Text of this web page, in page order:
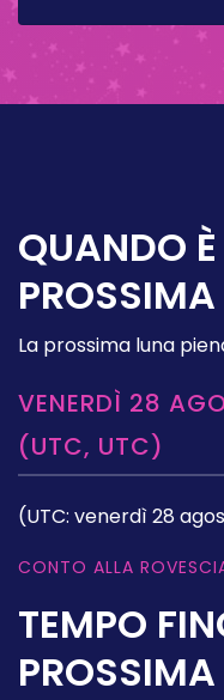
QUANDO
La prossima luna
VENERDÌ 28
(UTC, UTC)
(UTC: venerdì 28
CONTO ALLA
TEMPO